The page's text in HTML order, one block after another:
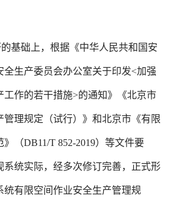
基础上，根据《中华人民共和国安
全生产委员会办公室关于印发<加强
工作的若干措施>的通知》《北京市
管理规定（试行）》和北京市《有限
（DB11/T 852-2019）等文件要
系统实际，经多次修订完善，正式形
统有限空间作业安全生产管理规